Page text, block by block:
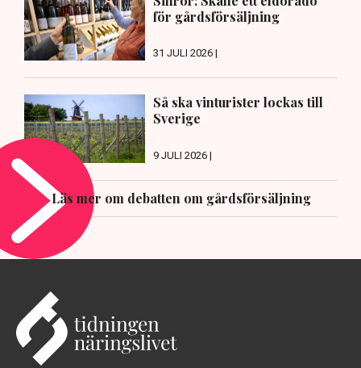
för gårdsförsäljning
31 JULI 2026 |
Så ska vinturister lockas till
Sverige
9 JULI 2026 |
Läs mer om debatten om gårdsförsäljning